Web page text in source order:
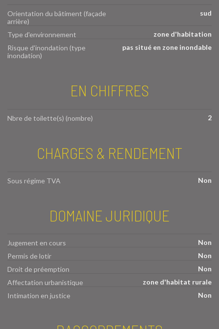
Orientation du bâtiment (façade
arrière)
sud
Type d'environnement
zone d'habitation
Risque d'inondation (type
inondation)
pas situé en zone inondable
EN CHIFFRES
Nbre de toilette(s) (nombre) 2
CHARGES & RENDEMENT
Sous régime TVA Non
DOMAINE JURIDIQUE
Jugement en cours
Non
Permis de lotir
Non
Droit de préemption
Non
Affectation urbanistique
zone d'habitat rurale
Intimation en justice
Non